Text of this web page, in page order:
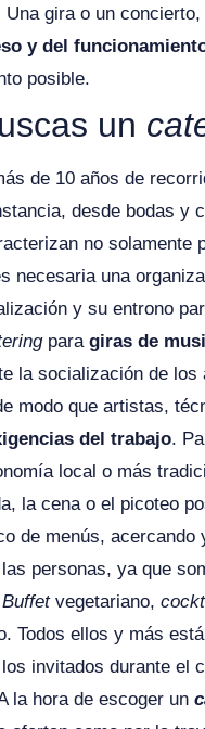
Una gira o un
y del
posible.
un
de 10 años de
desde bodas y
no solamente
necesaria una
y su entrono
paragiras de
la socialización de
modo que artistas,
del trabajo.
local o más
la cena o el picoteo
de menús, acercando
personas, ya que
Buffetvegetariano,
Todos ellos y más
invitados durante el
la hora de escoger un